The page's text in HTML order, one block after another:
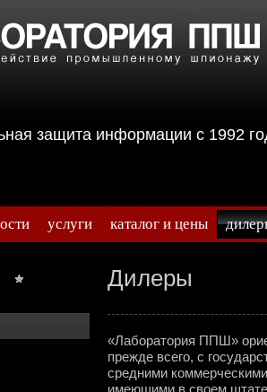
защита информации с
услуги каталог и цены
Дилеры
«Лаборатория ППШ»
прежде всего, с
средними